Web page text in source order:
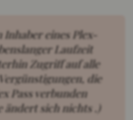
Laufzeit
Zugriff auf alle
die
Pass verbunden
ändert sich nichts .)